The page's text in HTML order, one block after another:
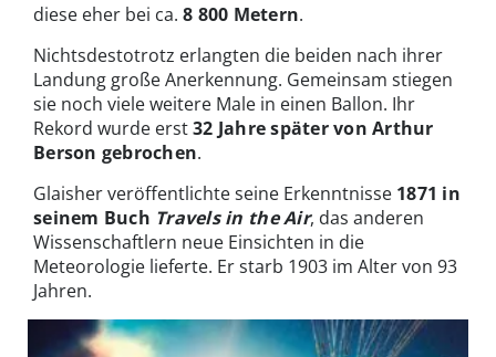
diese eher bei ca. 8 800 Metern.
Nichtsdestotrotz erlangten die beiden nach ihrer
Landung große Anerkennung. Gemeinsam stiegen
sie noch viele weitere Male in einen Ballon. Ihr
Rekord wurde erst32 Jahre später von Arthur
Berson gebrochen.
Glaisher veröffentlichte seine Erkenntnisse 1871 in
seinem Buch Travels in the Air, das anderen
Wissenschaftlern neue Einsichten in die
Meteorologie lieferte. Er starb 1903 im Alter von 93
Jahren.